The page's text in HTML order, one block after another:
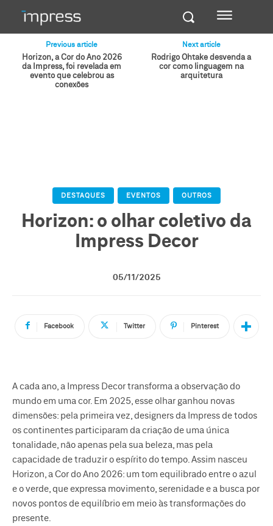
Previous article
Horizon, a Cor do Ano 2026
da Impress, foi revelada em
evento que celebrou as
conexões
Next article
Rodrigo Ohtake desvenda a
cor como linguagem na
arquitetura
DESTAQUES EVENTOS OUTROS
Horizon: o olhar coletivo da
Impress Decor
05/11/2025
Facebook Twitter Pinterest
A cada ano, a Impress Decor transforma a observação do
mundo em uma cor. Em 2025, esse olhar ganhou novas
dimensões: pela primeira vez, designers da Impress de todos
os continentes participaram da criação de uma única
tonalidade, não apenas pela sua beleza, mas pela
capacidade de traduzir o espírito do tempo. Assim nasceu
Horizon, a Cor do Ano 2026: um tom equilibrado entre o azul
e o verde, que expressa movimento, serenidade e a busca por
novos pontos de equilíbrio em meio às transformações do
presente.